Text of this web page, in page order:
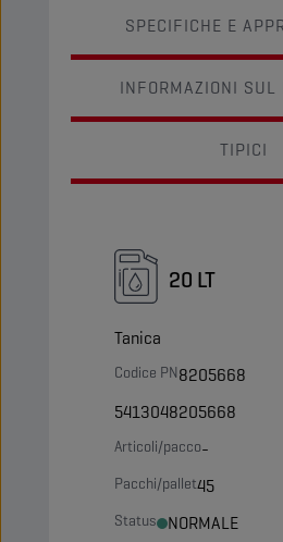
SPECIFICHE E
INFORMAZIONI SUL
TIPICI
20 LT
Tanica
Codice PN8205668
5413048205668
Articoli/pacco-
Pacchi/pallet45
Status NORMALE